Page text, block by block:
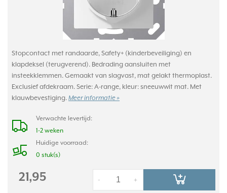
Stopcontact met randaarde, Safety+ (kinderbeveiliging) en
klapdeksel (terugverend). Bedrading aansluiten met
insteekklemmen. Gemaakt van slagvast, mat gelakt thermoplast.
Exclusief afdekraam. Serie: A-range, kleur: sneeuwwit mat. Met
klauwbevestiging. Meer informatie »
Verwachte levertijd:
1-2 weken
Huidige voorraad:
0 stuk(s)
21,95 +
-